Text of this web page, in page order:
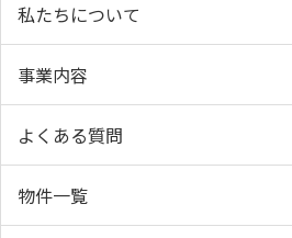
私たちについて
事業内容
よくある質問
物件一覧